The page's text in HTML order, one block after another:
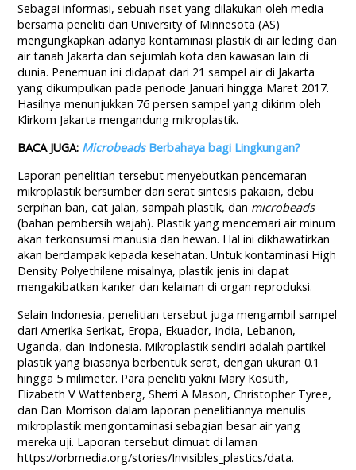
Sebagai informasi, sebuah riset yang dilakukan oleh media
bersama peneliti dari University of Minnesota (AS)
mengungkapkan adanya kontaminasi plastik di air leding dan
air tanah Jakarta dan sejumlah kota dan kawasan lain di
dunia. Penemuan ini didapat dari 21 sampel air di Jakarta
yang dikumpulkan pada periode Januari hingga Maret 2017.
Hasilnya menunjukkan 76 persen sampel yang dikirim oleh
Klirkom Jakarta mengandung mikroplastik.
BACA JUGA: MicrobeadsBerbahaya bagi Lingkungan?
Laporan penelitian tersebut menyebutkan pencemaran
mikroplastik bersumber dari serat sintesis pakaian, debu
serpihan ban, cat jalan, sampah plastik, dan microbeads
(bahan pembersih wajah). Plastik yang mencemari air minum
akan terkonsumsi manusia dan hewan. Hal ini dikhawatirkan
akan berdampak kepada kesehatan. Untuk kontaminasi High
Density Polyethilene misalnya, plastik jenis ini dapat
mengakibatkan kanker dan kelainan di organ reproduksi.
Selain Indonesia, penelitian tersebut juga mengambil sampel
dari Amerika Serikat, Eropa, Ekuador, India, Lebanon,
Uganda, dan Indonesia. Mikroplastik sendiri adalah partikel
plastik yang biasanya berbentuk serat, dengan ukuran 0.1
hingga 5 milimeter. Para peneliti yakni Mary Kosuth,
Elizabeth V Wattenberg, Sherri A Mason, Christopher Tyree,
dan Dan Morrison dalam laporan penelitiannya menulis
mikroplastik mengontaminasi sebagian besar air yang
mereka uji. Laporan tersebut dimuat di laman
https://orbmedia.org/stories/Invisibles_plastics/data.